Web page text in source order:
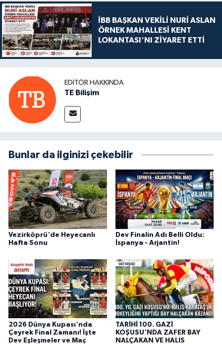
İBB BAŞKAN VEKİLİ NURİ ASLAN
ÖRNEK MAHALLESİ KENT
LOKANTASI'NI ZİYARET ETTİ
EDITÖR HAKKINDA
TE Bilişim
Bunlar da ilginizi çekebilir
Vezirköprü'de Heyecanlı
Hafta Sonu
Dev Finalin Adı Belli Oldu:
İspanya - Arjantin!
2026 Dünya Kupası'nda
Çeyrek Final Zamanı! İşte
Dev Eşleşmeler ve Maç
TARİHİ 100. GAZİ
KOŞUSU'NDA ZAFER BAY
NALÇAKAN VE HALIS